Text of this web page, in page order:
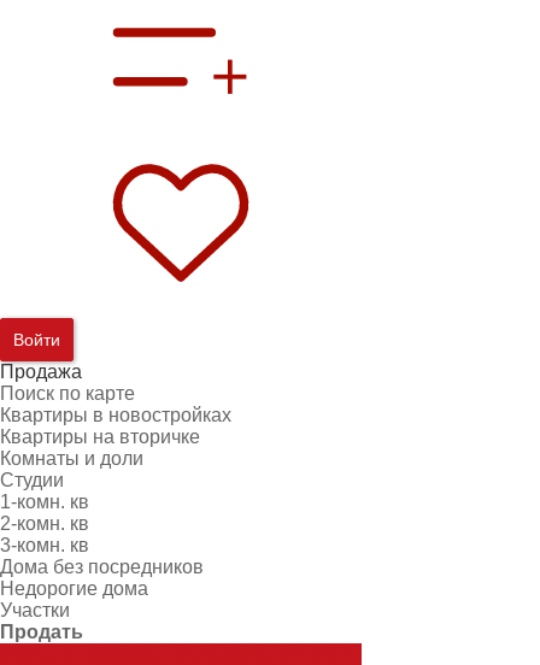
Войти
Продажа
Поиск по карте
Квартиры в новостройках
Квартиры на вторичке
Комнаты и доли
Студии
1-комн. кв
2-комн. кв
3-комн. кв
Дома без посредников
Недорогие дома
Участки
Продать